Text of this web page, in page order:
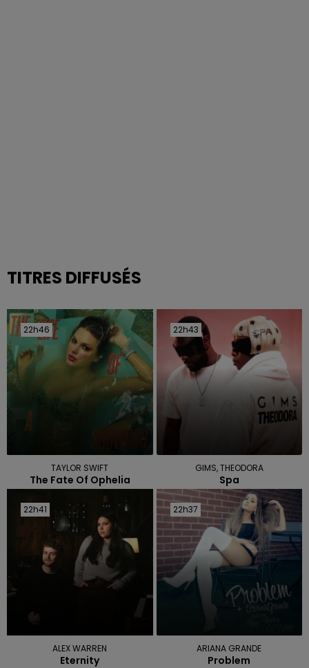
TITRES DIFFUSÉS
22h46
22h46
TAYLOR SWIFT
The Fate Of Ophelia
22h43
22h43
GIMS, THEODORA
Spa
22h41
22h41
ALEX WARREN
Eternity
22h37
22h37
ARIANA GRANDE
Problem